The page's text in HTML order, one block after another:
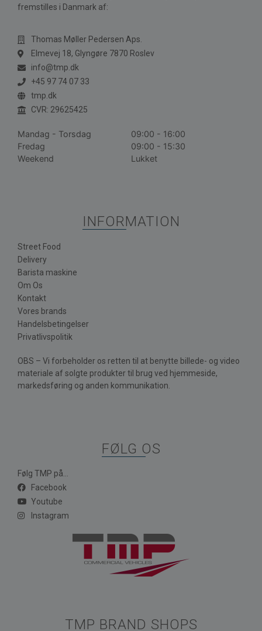
fremstilles i Danmark af:
Thomas Møller Pedersen Aps.
Elmevej 18, Glyngøre 7870 Roslev
info@tmp.dk
+45 97 74 07 33
tmp.dk
CVR: 29625425
Mandag - Torsdag
09:00 - 16:00
Fredag
09:00 - 15:30
Weekend
Lukket
INFORMATION
Street Food
Delivery
Barista maskine
Om Os
Kontakt
Vores brands
Handelsbetingelser
Privatlivspolitik
OBS – Vi forbeholder os retten til at benytte billede- og video
materiale af solgte produkter til brug ved hjemmeside,
markedsføring og anden kommunikation.
FØLG OS
Følg TMP på...
Facebook
Youtube
Instagram
TMP BRAND SHOPS